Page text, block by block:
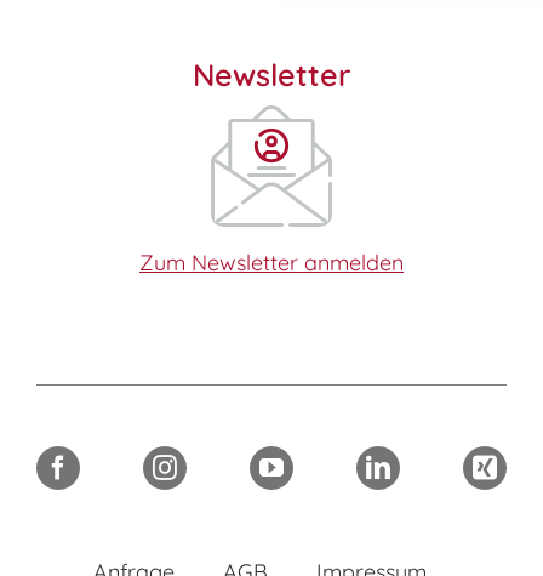
Newsletter
Zum Newsletter anmelden